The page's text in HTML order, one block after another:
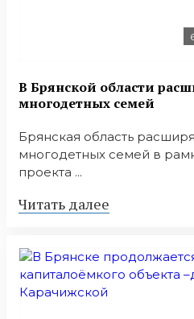
В Брянской области
многодетных семей
Брянская область
многодетных семей в
проекта ...
Читать далее